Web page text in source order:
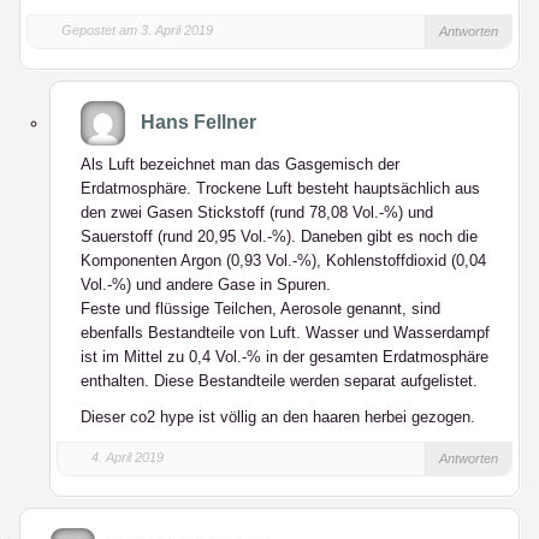
Gepostet am 3. April 2019 Antworten
Hans Fellner
Als Luft bezeichnet man das Gasgemisch der
Erdatmosphäre. Trockene Luft besteht hauptsächlich aus
den zwei Gasen Stickstoff (rund 78,08 Vol.-%) und
Sauerstoff (rund 20,95 Vol.-%). Daneben gibt es noch die
Komponenten Argon (0,93 Vol.-%), Kohlenstoffdioxid (0,04
Vol.-%) und andere Gase in Spuren.
Feste und flüssige Teilchen, Aerosole genannt, sind
ebenfalls Bestandteile von Luft. Wasser und Wasserdampf
ist im Mittel zu 0,4 Vol.-% in der gesamten Erdatmosphäre
enthalten. Diese Bestandteile werden separat aufgelistet.
Dieser co2 hype ist völlig an den haaren herbei gezogen.
4. April 2019 Antworten